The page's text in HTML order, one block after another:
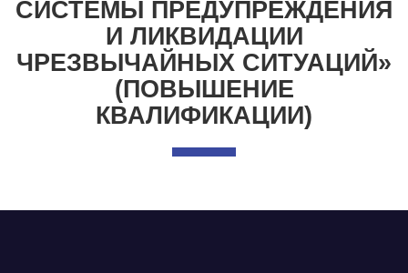
СИСТЕМЫ ПРЕДУПРЕЖДЕНИЯ
И ЛИКВИДАЦИИ
ЧРЕЗВЫЧАЙНЫХ СИТУАЦИЙ»
(ПОВЫШЕНИЕ
КВАЛИФИКАЦИИ)